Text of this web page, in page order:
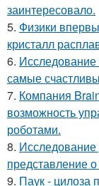
заинтересовало.
5. Физики
кристалл
6. Исследование
самые
7. Компания
возможность
роботами.
8.
представление
9. Паук - цилоза